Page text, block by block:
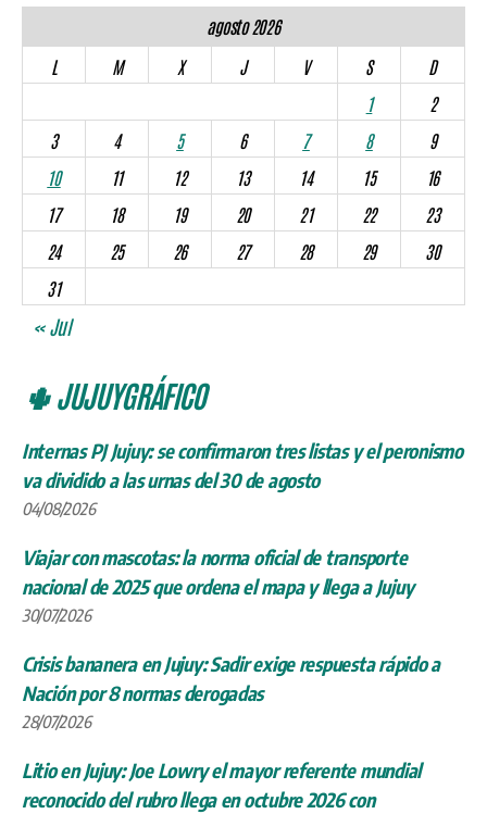
agosto 2026
L
M X J V S
D
1
2
3
4 5 6 7 8
9
10
11 12 13 14 15
16
17
18 19 20 21 22
23
24
25 26 27 28 29
30
31
« Jul
🌵 JUJUYGRÁFICO
Internas PJ Jujuy: se confirmaron tres listas y el peronismo
va dividido a las urnas del 30 de agosto
04/08/2026
Viajar con mascotas: la norma oficial de transporte
nacional de 2025 que ordena el mapa y llega a Jujuy
30/07/2026
Crisis bananera en Jujuy: Sadir exige respuesta rápido a
Nación por 8 normas derogadas
28/07/2026
Litio en Jujuy: Joe Lowry el mayor referente mundial
reconocido del rubro llega en octubre 2026 con